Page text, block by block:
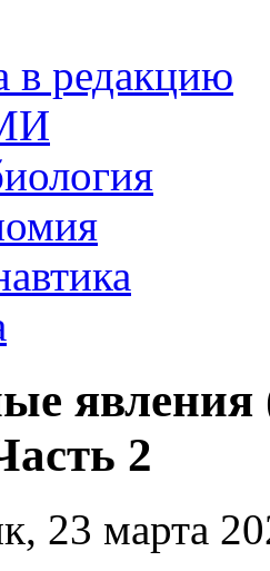
в редакцию
явления
2
23 марта